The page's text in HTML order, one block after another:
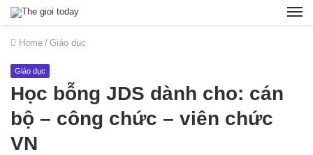
Home / Giáo dục
Giáo dục
Học bỗng JDS dành cho: cán
bộ – công chức – viên chức
VN